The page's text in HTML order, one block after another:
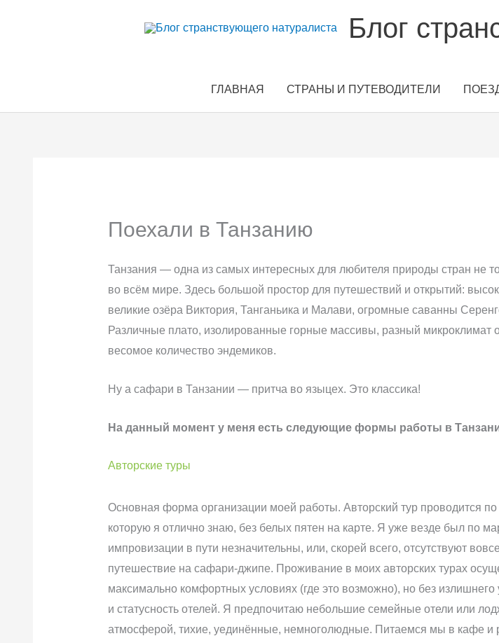
Блог
ГЛАВНАЯ СТРАНЫ И ПУТЕВОДИТЕЛИ
Поехали в Танзанию
Танзания — одна из самых интересных для любителя природы стран не
во всём мире. Здесь большой простор для путешествий и открытий:
великие озёра Виктория, Танганьика и Малави, огромные саванны
Различные плато, изолированные горные массивы, разный микроклимат
весомое количество эндемиков.
Ну а сафари в Танзании — притча во языцех. Это классика!
На данный момент у меня есть следующие формы работы в
Авторские туры
Основная форма организации моей работы. Авторский тур проводится по
которую я отлично знаю, без белых пятен на карте. Я уже везде был по
импровизации в пути незначительны, или, скорей всего, отсутствуют
путешествие на сафари-джипе. Проживание в моих авторских турах
максимально комфортных условиях (где это возможно), но без
и статусность отелей. Я предпочитаю небольшие семейные отели или
атмосферой, тихие, уединённые, немноголюдные. Питаемся мы в кафе и